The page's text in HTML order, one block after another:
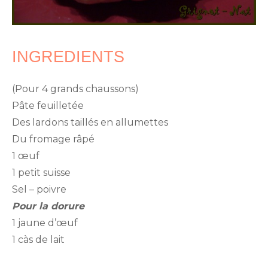
INGREDIENTS
(Pour 4 grands chaussons)
Pâte feuilletée
Des lardons taillés en allumettes
Du fromage râpé
1 œuf
1 petit suisse
Sel – poivre
Pour la dorure
1 jaune d’œuf
1 càs de lait